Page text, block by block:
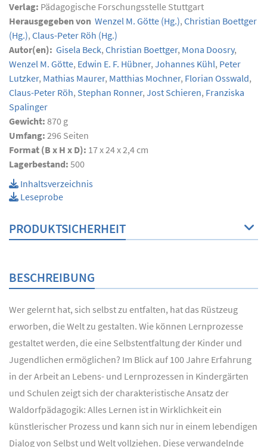
Verlag: Pädagogische Forschungsstelle Stuttgart
Herausgegeben von Wenzel M. Götte (Hg.), Christian Boettger
(Hg.), Claus-Peter Röh (Hg.)
Autor(en): Gisela Beck, Christian Boettger, Mona Doosry,
Wenzel M. Götte, Edwin E. F. Hübner, Johannes Kühl, Peter
Lutzker, Mathias Maurer, Matthias Mochner, Florian Osswald,
Claus-Peter Röh, Stephan Ronner, Jost Schieren, Franziska
Spalinger
Gewicht: 870 g
Umfang: 296 Seiten
Format (B x H x D): 17 x 24 x 2,4 cm
Lagerbestand: 500
Inhaltsverzeichnis
Leseprobe
PRODUKTSICHERHEIT
BESCHREIBUNG
Wer gelernt hat, sich selbst zu entfalten, hat das Rüstzeug
erworben, die Welt zu gestalten. Wie können Lernprozesse
gestaltet werden, die eine Selbstentfaltung der Kinder und
Jugendlichen ermöglichen? Im Blick auf 100 Jahre Erfahrung
in der Arbeit an Lebens- und Lernprozessen in Kindergärten
und Schulen zeigt sich der charakteristische Ansatz der
Waldorfpädagogik: Alles Lernen ist in Wirklichkeit ein
künstlerischer Prozess und kann sich nur in einem lebendigen
Dialog von Selbst und Welt vollziehen. Diese verwandelnde